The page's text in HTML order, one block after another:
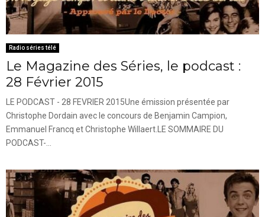
Radio séries télé
Le Magazine des Séries, le podcast :
28 Février 2015
LE PODCAST - 28 FEVRIER 2015Une émission présentée par
Christophe Dordain avec le concours de Benjamin Campion,
Emmanuel Francq et Christophe Willaert.LE SOMMAIRE DU
PODCAST-...